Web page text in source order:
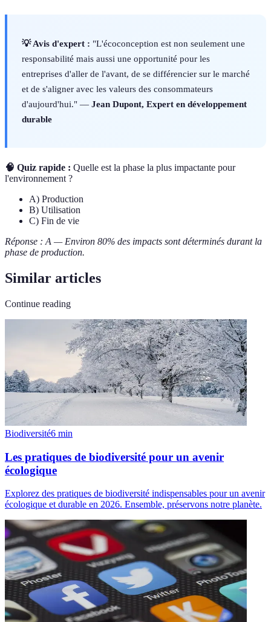
💡 Avis d'expert : "L'écoconception est non seulement une
responsabilité mais aussi une opportunité pour les
entreprises d'aller de l'avant, de se différencier sur le marché
et de s'aligner avec les valeurs des consommateurs
d'aujourd'hui." — Jean Dupont, Expert en développement
durable
🧠 Quiz rapide : Quelle est la phase la plus impactante pour
l'environnement ?
A) Production
B) Utilisation
C) Fin de vie
Réponse : A — Environ 80% des impacts sont déterminés durant la
phase de production.
Similar articles
Continue reading
Biodiversité6 min
Les pratiques de biodiversité pour un avenir
écologique
Explorez des pratiques de biodiversité indispensables pour un avenir
écologique et durable en 2026. Ensemble, préservons notre planète.